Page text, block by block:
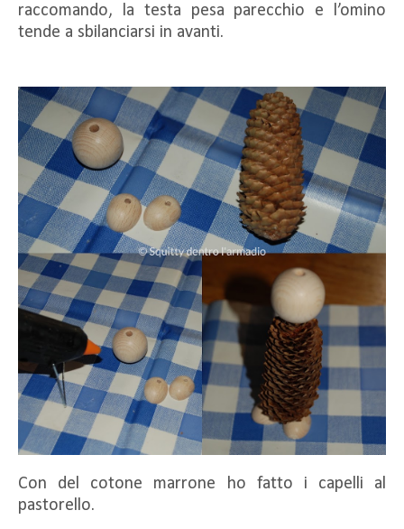
raccomando, la testa pesa parecchio e l’omino
tende a sbilanciarsi in avanti.
Con del cotone marrone ho fatto i capelli al
pastorello.